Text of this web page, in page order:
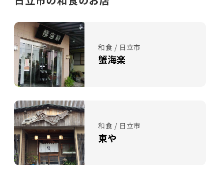
和食 / 日立市
蟹海楽
和食 / 日立市
東や